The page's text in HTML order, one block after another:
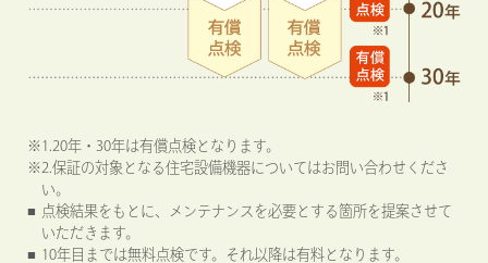
1.20年・30年は有償点検となります。
2.保証の対象となる住宅設備機器についてはお問い合わせくださ
い。
点検結果をもとに、メンテナンスを必要とする箇所を提案させて
いただきます。
10年目までは無料点検です。それ以降は有料となります。